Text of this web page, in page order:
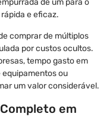
de um para o
e eficaz.
comprar de múltiplos
por custos ocultos.
tempo gasto em
ou
um valor considerável.
em